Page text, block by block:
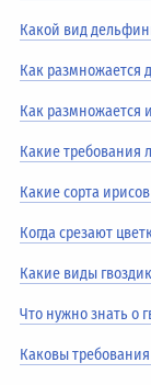
Какой вид
Как размножается
Как размножается
Какие требования
Какие сорта
Когда срезают
Какие виды
Что нужно знать о
Каковы